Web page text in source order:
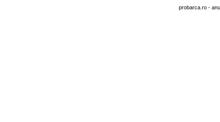
probarca.ro-